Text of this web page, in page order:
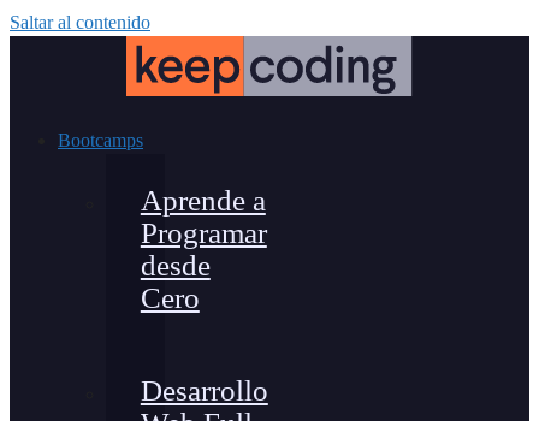
Saltar al contenido
Bootcamps
Aprende a
Programar
desde
Cero
Desarrollo